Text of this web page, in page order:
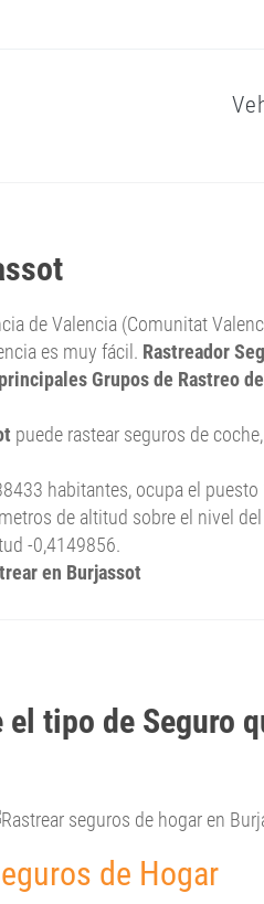
de Valencia (Comunitat
es muy fácil. Rastreador
principales Grupos de Rastreo
puede rastear seguros de
habitantes, ocupa el
de altitud sobre el nivel
-0,4149856.
en Burjassot
tipo de Seguro
de Hogar